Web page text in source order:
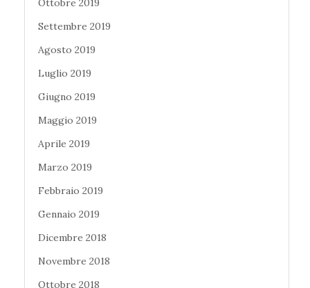
Settembre 2019
Agosto 2019
Luglio 2019
Giugno 2019
Maggio 2019
Aprile 2019
Marzo 2019
Febbraio 2019
Gennaio 2019
Dicembre 2018
Novembre 2018
Ottobre 2018